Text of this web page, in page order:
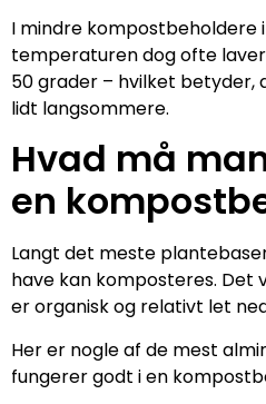
I mindre kompostbeholdere
temperaturen dog ofte
50 grader – hvilket betyder,
lidt langsommere.
Hvad må
en
Langt det meste
have kan komposteres. Det
er organisk og relativt let
Her er nogle af de mest
fungerer godt i en